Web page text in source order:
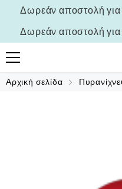
Δωρεάν αποστολή
Δωρεάν αποστολή
Αρχική σελίδα